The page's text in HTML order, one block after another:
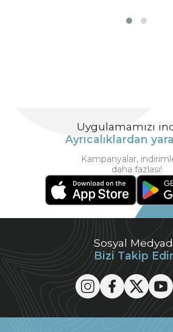
Sosyal
Bizi Takip
Uygulamamızı
Ayrıcalıklardan
Kampanyalar,
daha fazlası!